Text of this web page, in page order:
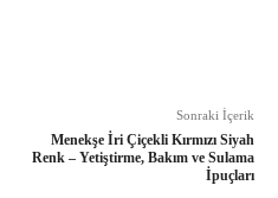
Sonraki İçerik
Menekşe İri Çiçekli Kırmızı Siyah
Renk – Yetiştirme, Bakım ve Sulama
İpuçları